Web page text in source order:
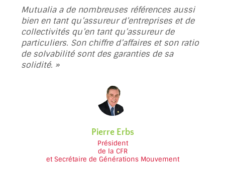
Mutualia a de nombreuses références aussi
bien en tant qu’assureur d’entreprises et de
collectivités qu’en tant qu’assureur de
particuliers. Son chiffre d’affaires et son ratio
de solvabilité sont des garanties de sa
solidité. »
Pierre Erbs
Président
de la CFR
et Secrétaire de Générations Mouvement